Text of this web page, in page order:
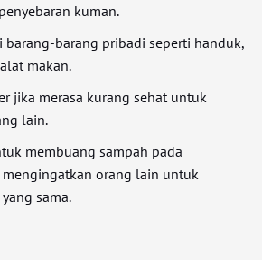
kuman.
barang-barang pribadi seperti handuk,
makan.
jika merasa kurang sehat untuk
lain.
membuang sampah pada
orang lain untuk
sama.